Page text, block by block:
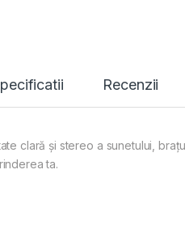
Recenzii
clară și stereo a sunetului,
ta.